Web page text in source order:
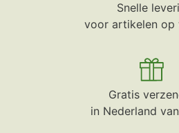
Snelle
voor artikelen op
Gratis
in Nederland